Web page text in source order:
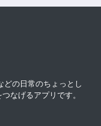
の日常のちょっとし
なげるアプリです。